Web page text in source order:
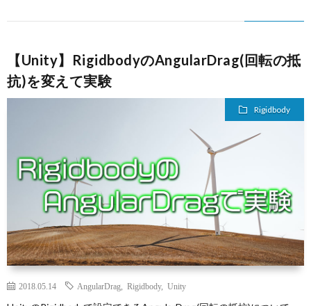
【Unity】RigidbodyのAngularDrag(回転の抵
抗)を変えて実験
Rigidbody
2018.05.14 AngularDrag Rigidbody, Unity